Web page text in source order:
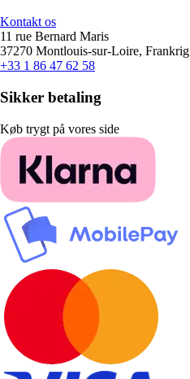
Kontakt os
11 rue Bernard Maris
37270 Montlouis-sur-Loire, Frankrig
+33 1 86 47 62 58
Sikker betaling
Køb trygt på vores side